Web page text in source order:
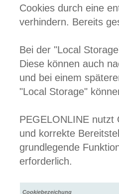
Cookies durch eine
verhindern. Bereits
Bei der "Local
Diese können auch
und bei einem
"Local Storage"
PEGELONLINE nutzt
und korrekte
grundlegende
erforderlich.
Cookiebezeichung